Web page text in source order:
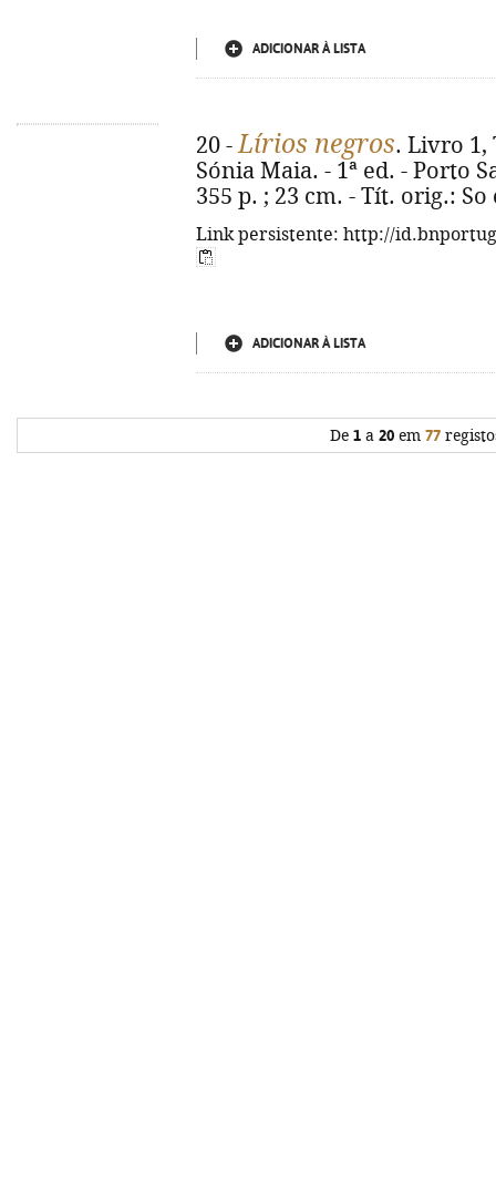
ADICIONAR À LISTA
20 -Lírios negros. Livro 1,
Sónia Maia. - 1ª ed. - Porto
355 p. ; 23 cm. - Tít. orig.: So
Link persistente: http://
ADICIONAR À LISTA
De 1a 20em 77